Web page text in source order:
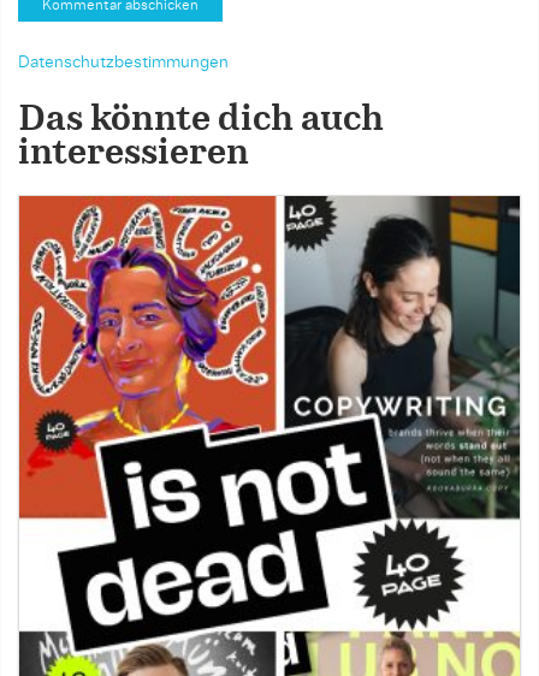
Datenschutzbestimmungen
Das könnte dich auch
interessieren